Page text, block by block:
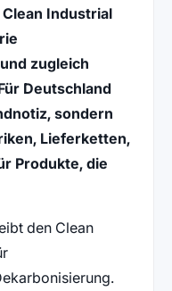
Industrial
zugleich
Deutschland
sondern
Lieferketten,
Produkte, die
den Clean